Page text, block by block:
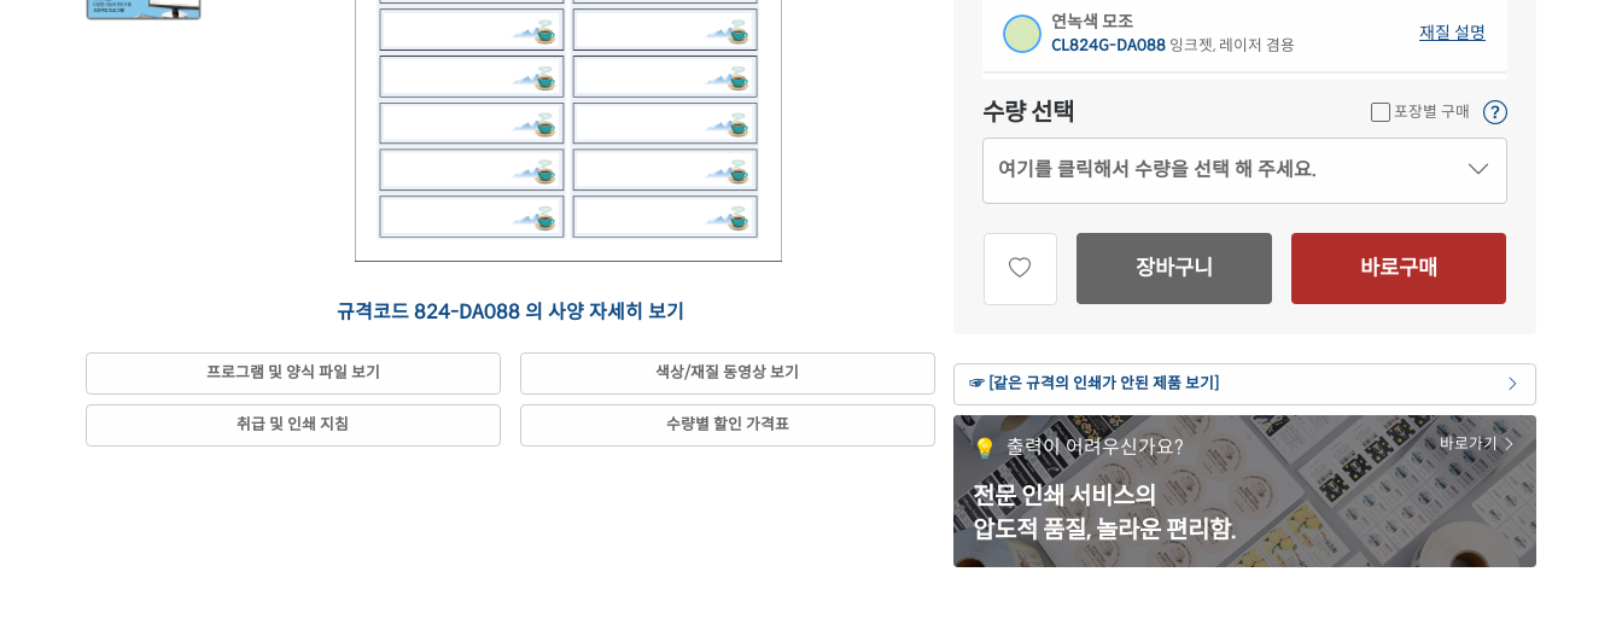
규격코드 824-DA088 의 사양 자세히 보기
프로그램 및 양식 파일 보기 색상/재질 동영상 보기
취급 및 인쇄 지침 수량별 할인 가격표
연녹색 모조
CL824G-DA088 잉크젯, 레이저 겸용
재질 설명
분홍색 모조
CL824P-DA088
재질 설명
연노란색 모조
CL824Y-DA088잉크젯, 레이저 겸용
CL824KR-DA088 잉크젯, 레이저 겸용
재질 설명
흰색 무광 방수 잉크젯
CJ824WU-DA088 잉크젯 전용
재질 설명
흰색 광택 방수 잉크젯
CJ824LU-DA088 잉크젯 전용
재질 설명
흰색 광택 레이저
재질 설명
수량 선택 포장별 구매
여기를 클릭해서 수량을 선택 해 주세요.
장바구니 바로구매
☞ [같은 규격의 인쇄가 안된 제품 보기]
출력이 어려우신가요?
전문 인쇄 서비스의
압도적 품질, 놀라운 편리함.
바로가기